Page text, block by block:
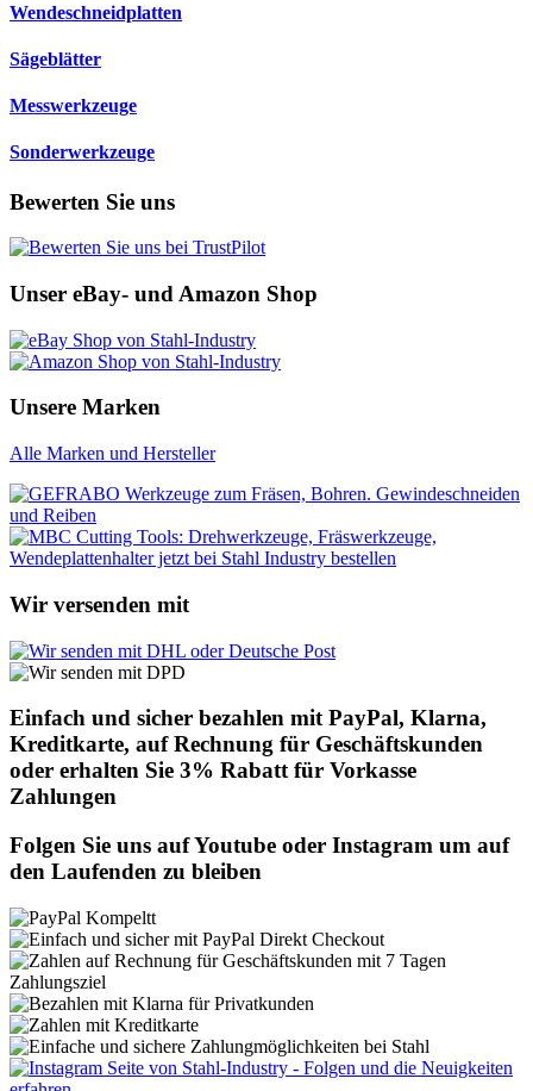
Wendeschneidplatten
Sägeblätter
Messwerkzeuge
Sonderwerkzeuge
Bewerten Sie uns
Unser eBay- und Amazon Shop
Unsere Marken
Alle Marken und Hersteller
Wir versenden mit
Einfach und sicher bezahlen mit PayPal, Klarna,
Kreditkarte, auf Rechnung für Geschäftskunden
oder erhalten Sie 3% Rabatt für Vorkasse
Zahlungen
Folgen Sie uns auf Youtube oder Instagram um auf
den Laufenden zu bleiben